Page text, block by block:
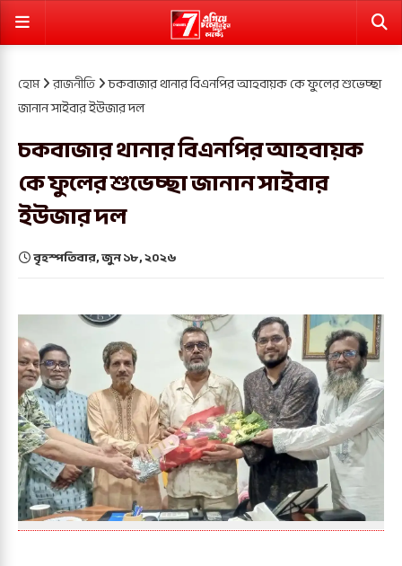
হোম রাজনীতি চকবাজার থানার বিএনপির আহবায়ক কে ফুলের শুভেচ্ছা
জানান সাইবার ইউজার দল
চকবাজার থানার বিএনপির আহবায়ক
কে ফুলের শুভেচ্ছা জানান সাইবার
ইউজার দল
বৃহস্পতিবার, জুন ১৮, ২০২৬